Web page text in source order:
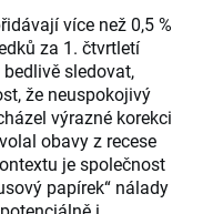
více než 0,5 %
za 1. čtvrtletí
sledovat,
že neuspokojivý
výrazné korekci
obavy z recese
je společnost
papírek“ nálady